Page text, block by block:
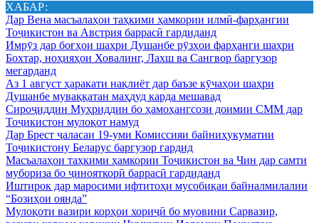
ХАБАР:
Дар Вена масъалаҳои таҳкими ҳамкории илмӣ-фарҳангии
Тоҷикистон ва Австрия баррасӣ гардиданд
Имрӯз дар боғҳои шаҳри Душанбе рӯзҳои фарҳанги шаҳри
Бохтар, ноҳияҳои Ховалинг, Лахш ва Сангвор баргузор
мегарданд
Аз 1 август ҳаракати нақлиёт дар баъзе кӯчаҳои шаҳри
Душанбе муваққатан маҳдуд карда мешавад
Сироҷиддин Муҳриддин бо ҳамоҳангсози доимии СММ дар
Тоҷикистон мулоқот намуд
Дар Брест ҷаласаи 19-уми Комиссияи байниҳукуматии
Тоҷикистону Беларус баргузор гардид
Масъалаҳои таҳкими ҳамкории Тоҷикистон ва Чин дар самти
мубориза бо ҷинояткорӣ баррасӣ гардиданд
Иштирок дар маросими ифтитоҳи мусобиқаи байналмилалии
“Бозиҳои оянда”
Мулоқоти вазири корҳои хориҷӣ бо муовини Сарвазир,